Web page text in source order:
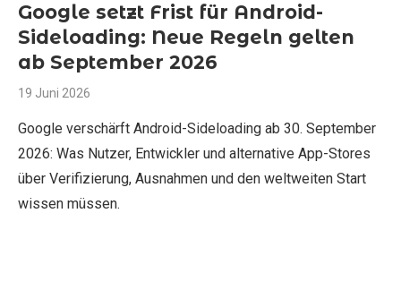
Google setzt Frist für Android-
Sideloading: Neue Regeln gelten
ab September 2026
19 Juni 2026
Google verschärft Android-Sideloading ab 30. September
2026: Was Nutzer, Entwickler und alternative App-Stores
über Verifizierung, Ausnahmen und den weltweiten Start
wissen müssen.